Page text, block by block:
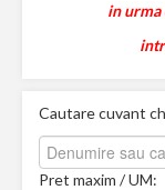
in urma
Cautare cuvant
Pret maxim / UM: